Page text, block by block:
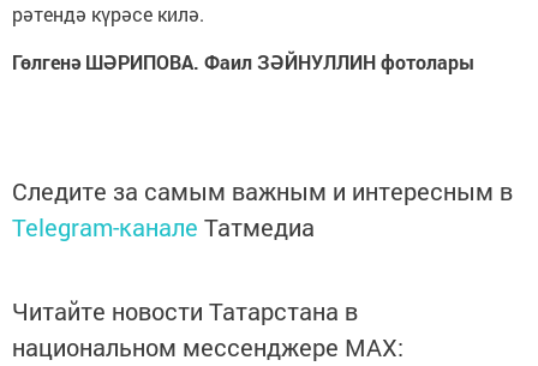
рәтендә күрәсе килә.
Гөлгенә ШӘРИПОВА. Фаил ЗӘЙНУЛЛИН фотолары
Следите за самым важным и интересным в
Telegram-канале Татмедиа
Читайте новости Татарстана в
национальном мессенджере MАХ: